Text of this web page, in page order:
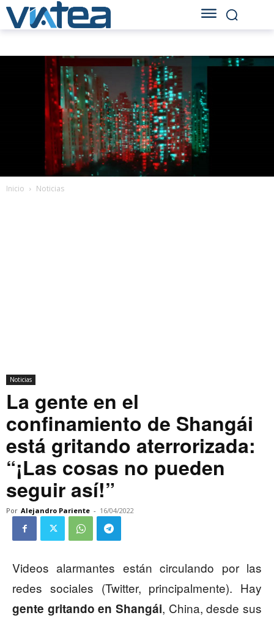
Inicio Noticias
Noticias
La gente en el
confinamiento de Shangái
está gritando aterrorizada:
“¡Las cosas no pueden
seguir así!”
Por Alejandro Pariente - 16/04/2022
Videos alarmantes están circulando por las
redes sociales (Twitter, principalmente). Hay
gente gritando en Shangái, China, desde sus